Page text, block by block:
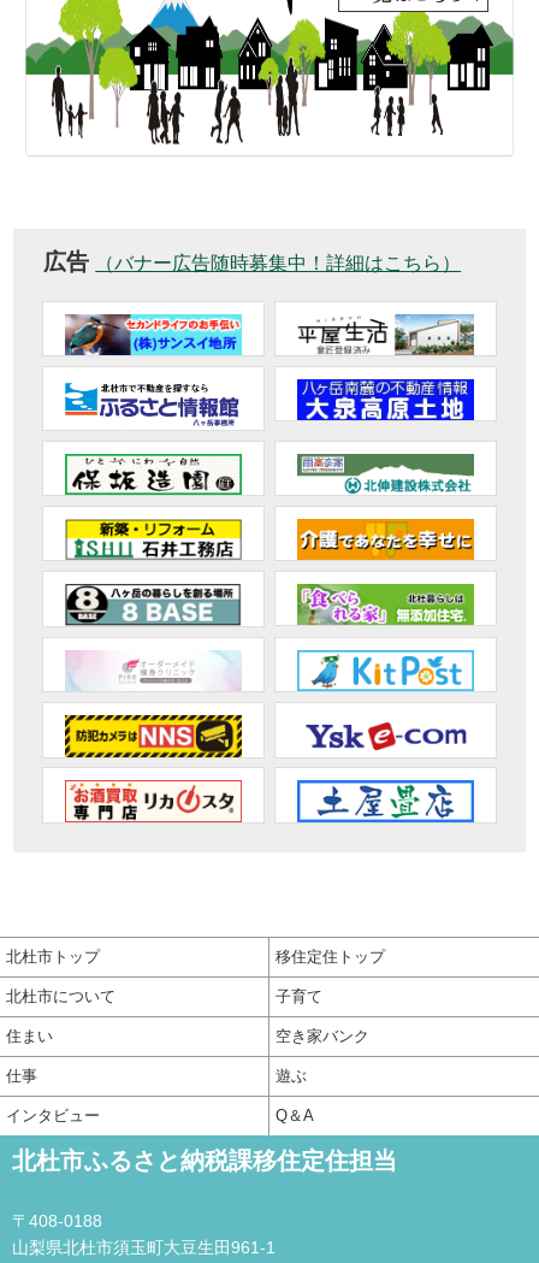
広告 （バナー広告随時募集中！詳細はこちら）
北杜市トップ 移住定住トップ
北杜市について 子育て
住まい 空き家バンク
仕事 遊ぶ
インタビュー Q＆A
北杜市ふるさと納税課移住定住担当
〒408-0188
山梨県北杜市須玉町大豆生田961-1